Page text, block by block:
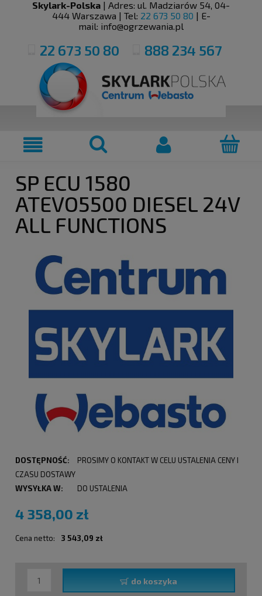
Skylark-Polska | Adres: ul. Madziarów 54, 04-
444 Warszawa | Tel: 22 673 50 80 | E-
mail: info@ogrzewania.pl
22 673 50 80 888 234 567
SP ECU 1580
ATEVO5500 DIESEL 24V
ALL FUNCTIONS
DOSTĘPNOŚĆ:
PROSIMY O KONTAKT W CELU USTALENIA CENY I
CZASU DOSTAWY
WYSYŁKA W:
DO USTALENIA
4 358,00 zł
Cena netto: 3 543,09 zł
do koszyka